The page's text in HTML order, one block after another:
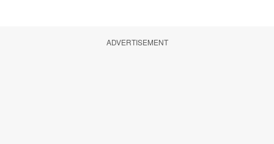
ADVERTISEMENT